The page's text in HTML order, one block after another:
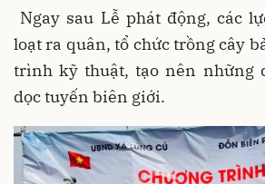
Ngay sau Lễ phát động, các
loạt ra quân, tổ chức trồng cây
trình kỹ thuật, tạo nên những
dọc tuyến biên giới.